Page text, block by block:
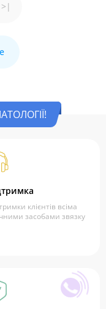
>|
клієнтів всіма
засобами звязку